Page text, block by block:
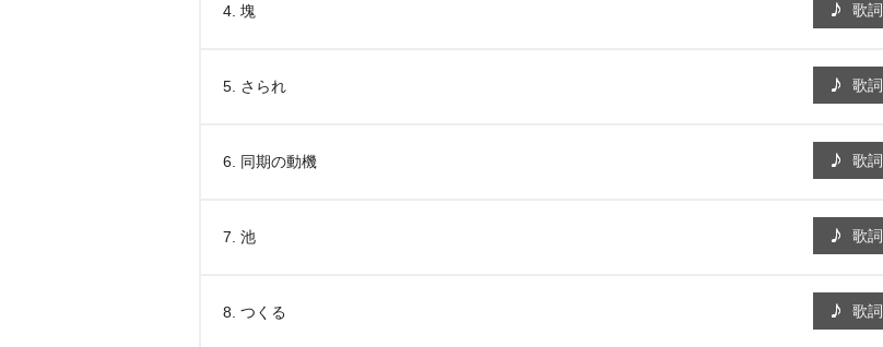
4. 塊 歌詞
5. さられ 歌詞
6. 同期の動機 歌詞
7. 池 歌詞
8. つくる 歌詞